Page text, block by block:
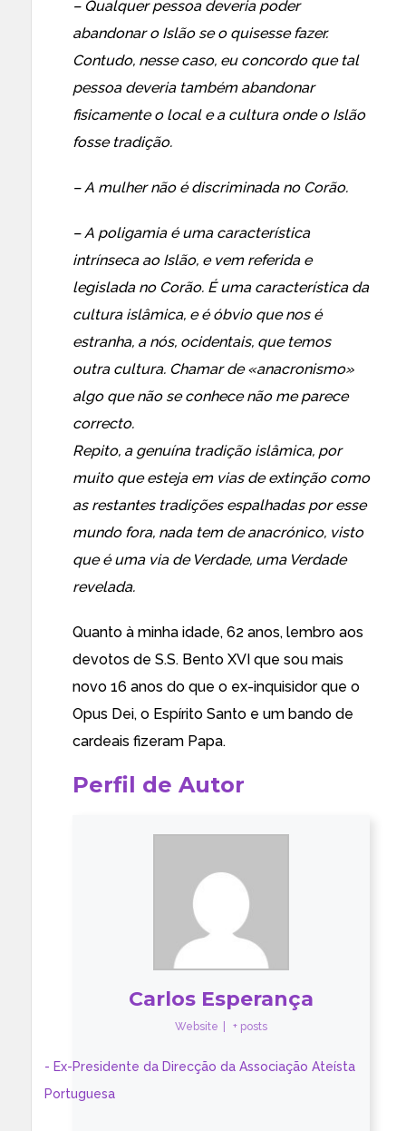
– Qualquer pessoa deveria poder
abandonar o Islão se o quisesse fazer.
Contudo, nesse caso, eu concordo que tal
pessoa deveria também abandonar
fisicamente o local e a cultura onde o Islão
fosse tradição.
– A mulher não é discriminada no Corão.
– A poligamia é uma característica
intrínseca ao Islão, e vem referida e
legislada no Corão. É uma característica da
cultura islâmica, e é óbvio que nos é
estranha, a nós, ocidentais, que temos
outra cultura. Chamar de «anacronismo»
algo que não se conhece não me parece
correcto.
Repito, a genuína tradição islâmica, por
muito que esteja em vias de extinção como
as restantes tradições espalhadas por esse
mundo fora, nada tem de anacrónico, visto
que é uma via de Verdade, uma Verdade
revelada.
Quanto à minha idade, 62 anos, lembro aos
devotos de S.S. Bento XVI que sou mais
novo 16 anos do que o ex-inquisidor que o
Opus Dei, o Espírito Santo e um bando de
cardeais fizeram Papa.
Perfil de Autor
Carlos Esperança
Website + posts
- Ex-Presidente da Direcção da Associação Ateísta
Portuguesa